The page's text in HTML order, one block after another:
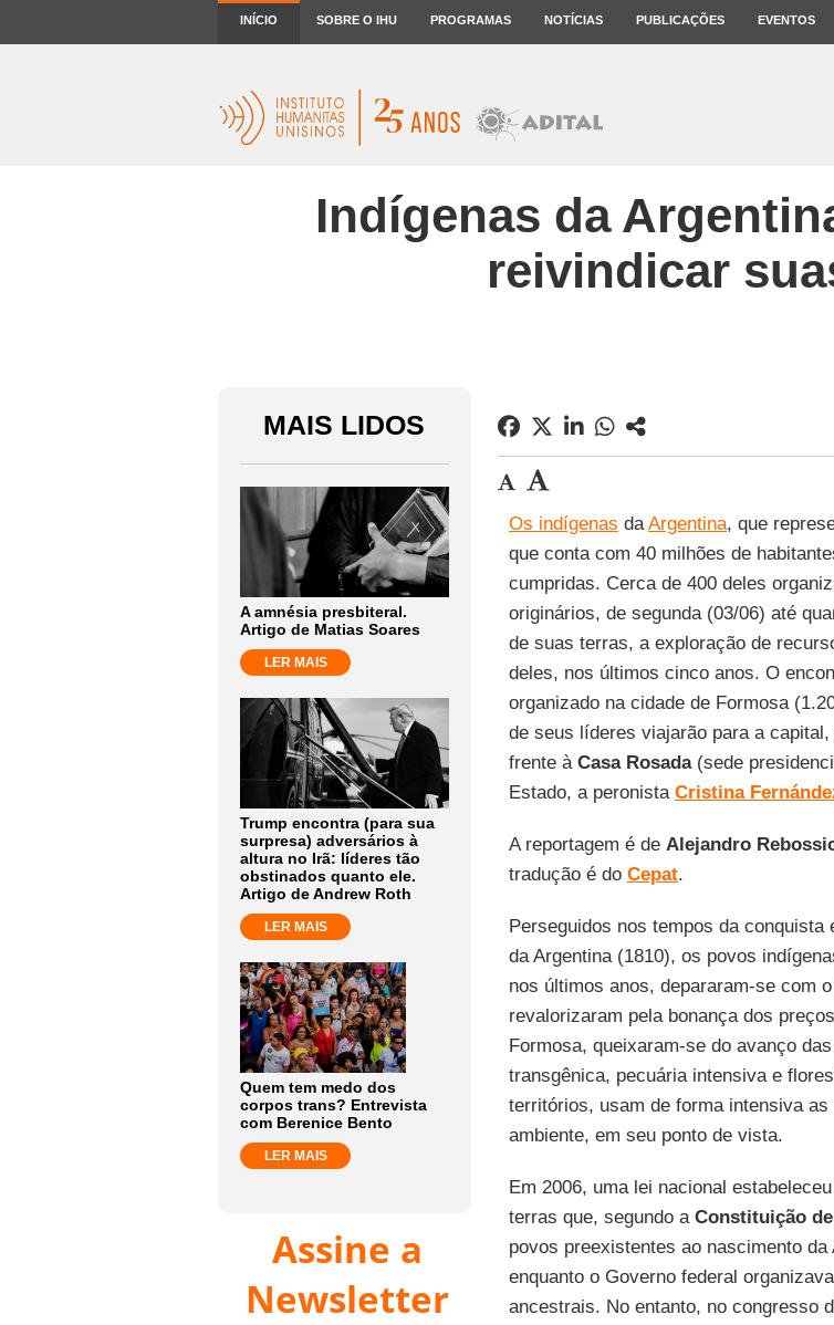
INÍCIO SOBRE O IHU PROGRAMAS NOTÍCIAS PUBLICAÇÕES EVENTOS
Indígenas da
reivindicar
MAIS LIDOS
A amnésia presbiteral.
Artigo de Matias Soares
LER MAIS
Trump encontra (para sua
surpresa) adversários à
altura no Irã: líderes tão
obstinados quanto ele.
Artigo de Andrew Roth
LER MAIS
Quem tem medo dos
corpos trans? Entrevista
com Berenice Bento
LER MAIS
Assine a
Newsletter
Os indígenas daArgentina, que
que conta com 40 milhões de
cumpridas. Cerca de 400 deles
originários, de segunda (03/06) até
de suas terras, a exploração de
deles, nos últimos cinco anos. O
organizado na cidade de Formosa
de seus líderes viajarão para a
frente à Casa Rosada(sede
Estado, a peronista Cristina
A reportagem é de Alejandro
tradução é do Cepat.
Perseguidos nos tempos da conquista
da Argentina (1810), os povos
nos últimos anos, depararam-se com
revalorizaram pela bonança dos
Formosa, queixaram-se do avanço
transgênica, pecuária intensiva e
territórios, usam de forma intensiva
ambiente, em seu ponto de vista.
Em 2006, uma lei nacional
terras que, segundo a Constituição de
povos preexistentes ao nascimento
enquanto o Governo federal
ancestrais. No entanto, no congresso